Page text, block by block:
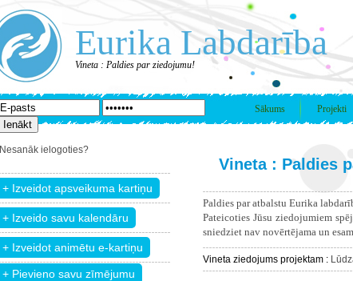
Eurika Labdarība
Vineta : Paldies par ziedojumu!
Sākums Projekti
Nesanāk ielogoties?
+ Pievieno savu zīmējumu
Vineta : Paldies
Paldies par atbalstu Eurika
Pateicoties Jūsu ziedojumiem
sniedziet nav novērtējama un
Vineta ziedojums projektam :